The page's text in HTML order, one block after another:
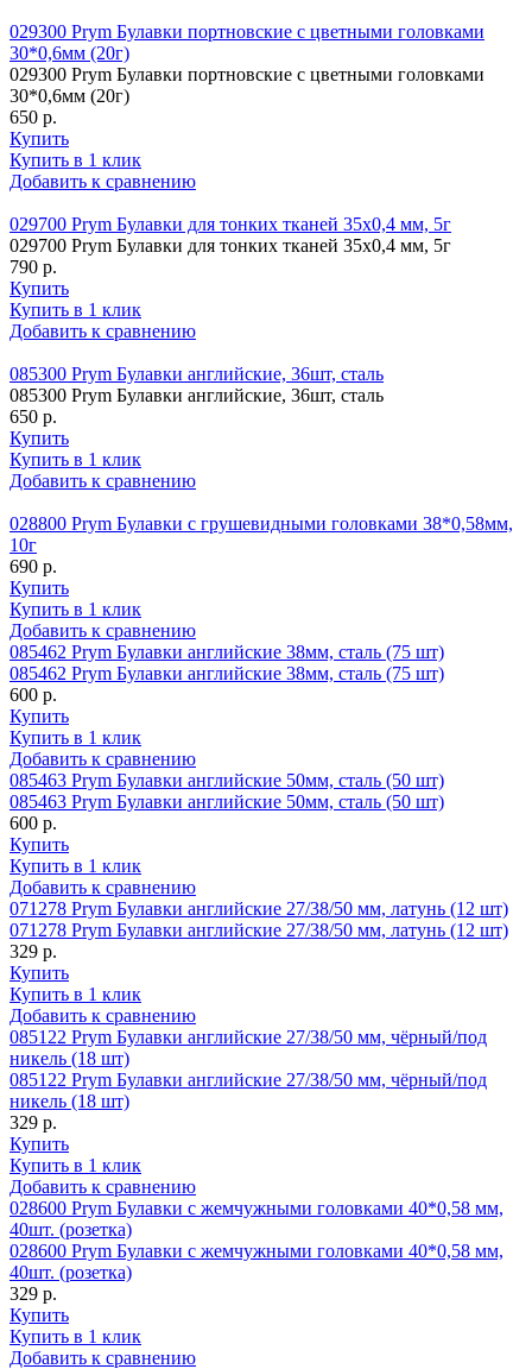
029300 Prym Булавки портновские с цветными головками
30*0,6мм (20г)
029300 Prym Булавки портновские с цветными головками
30*0,6мм (20г)
650 р.
Купить
Купить в 1 клик
Добавить к сравнению
029700 Prym Булавки для тонких тканей 35х0,4 мм, 5г
029700 Prym Булавки для тонких тканей 35х0,4 мм, 5г
790 р.
Купить
Купить в 1 клик
Добавить к сравнению
085300 Prym Булавки английские, 36шт, сталь
085300 Prym Булавки английские, 36шт, сталь
650 р.
Купить
Купить в 1 клик
Добавить к сравнению
028800 Prym Булавки с грушевидными головками 38*0,58мм,
10г
690 р.
Купить
Купить в 1 клик
Добавить к сравнению
085462 Prym Булавки английские 38мм, сталь (75 шт)
085462 Prym Булавки английские 38мм, сталь (75 шт)
600 р.
Купить
Купить в 1 клик
Добавить к сравнению
085463 Prym Булавки английские 50мм, сталь (50 шт)
085463 Prym Булавки английские 50мм, сталь (50 шт)
600 р.
Купить
Купить в 1 клик
Добавить к сравнению
071278 Prym Булавки английские 27/38/50 мм, латунь (12 шт)
071278 Prym Булавки английские 27/38/50 мм, латунь (12 шт)
329 р.
Купить
Купить в 1 клик
Добавить к сравнению
085122 Prym Булавки английские 27/38/50 мм, чёрный/под
никель (18 шт)
085122 Prym Булавки английские 27/38/50 мм, чёрный/под
никель (18 шт)
329 р.
Купить
Купить в 1 клик
Добавить к сравнению
028600 Prym Булавки с жемчужными головками 40*0,58 мм,
40шт. (розетка)
028600 Prym Булавки с жемчужными головками 40*0,58 мм,
40шт. (розетка)
329 р.
Купить
Купить в 1 клик
Добавить к сравнению